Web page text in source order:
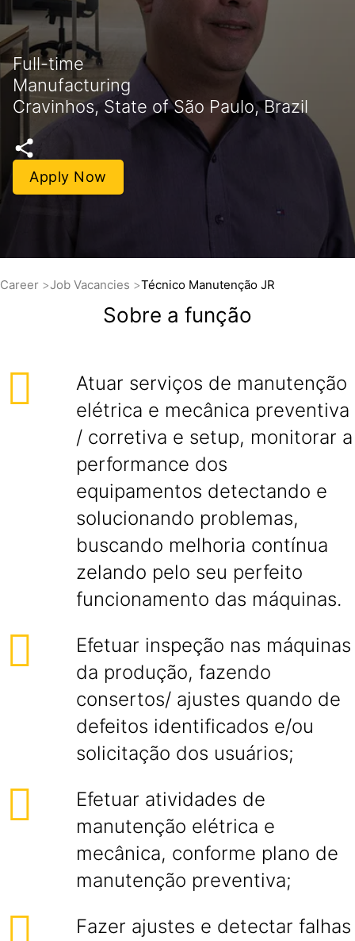
Full-time
Manufacturing
Cravinhos, State of São Paulo, Brazil
Apply Now
Career Job Vacancies Técnico Manutenção JR
Sobre a função
Atuar serviços de manutenção
elétrica e mecânica preventiva
/ corretiva e setup, monitorar a
performance dos
equipamentos detectando e
solucionando problemas,
buscando melhoria contínua
zelando pelo seu perfeito
funcionamento das máquinas.
Efetuar inspeção nas máquinas
da produção, fazendo
consertos/ ajustes quando de
defeitos identificados e/ou
solicitação dos usuários;
Efetuar atividades de
manutenção elétrica e
mecânica, conforme plano de
manutenção preventiva;
Fazer ajustes e detectar falhas